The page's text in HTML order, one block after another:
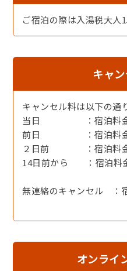
※仕入れの状況によりお品
翌朝７時～９時までご利用
【お２組様ご利用時】・・
時～翌朝９時まで掛け流し
１５時～２３時、翌朝７時
けます。
で掛け流しでご利用頂けま
◆木津温泉◆
３９度で湧き出し(加温あ
ご宿泊の際は入湯税大人
キャ
キャンセル料は以下の通
当日 ：宿泊料金
前日 ：宿泊料金
２日前 ：宿泊料金
14日前から ：宿泊料
無連絡のキャンセル ：
オンライ